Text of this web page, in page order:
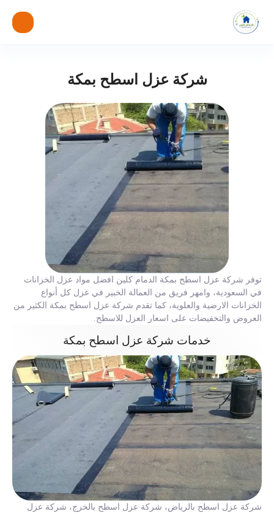
شركة عزل اسطح بمكة
توفر شركة عزل اسطح بمكة الدمام كلين افضل مواد عزل الخزانات
في السعودية، وامهر فريق من العمالة الخبير في عزل كل أنواع
الخزانات الارضية والعلوية، كما تقدم شركة عزل اسطح بمكة الكثير من
العروض والتخفيضات على اسعار العزل للاسطح.
خدمات شركة عزل اسطح بمكة
شركة عزل اسطح بالرياض، شركة عزل اسطح بالخرج، شركة عزل